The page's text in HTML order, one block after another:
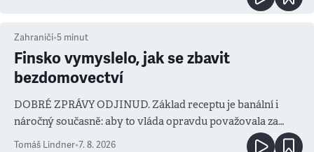
Zahraničí•5 minut
Finsko vymyslelo, jak se zbavit
bezdomovectví
DOBRÉ ZPRÁVY ODJINUD. Základ receptu je banální i
náročný současně: aby to vláda opravdu považovala za
prioritu
Tomáš Lindner•7. 8. 2026